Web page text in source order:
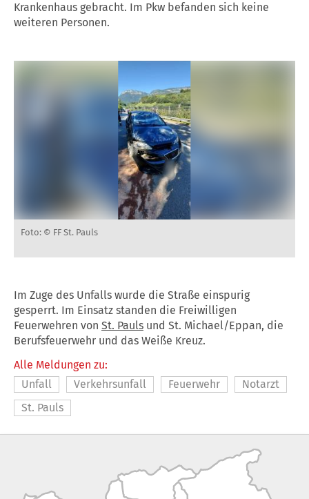
Krankenhaus gebracht. Im Pkw befanden sich keine
weiteren Personen.
Foto: © FF St. Pauls
Im Zuge des Unfalls wurde die Straße einspurig
gesperrt. Im Einsatz standen die Freiwilligen
Feuerwehren von St. Pauls und St. Michael/Eppan, die
Berufsfeuerwehr und das Weiße Kreuz.
Alle Meldungen zu:
Unfall
Verkehrsunfall Feuerwehr
Notarzt
St. Pauls